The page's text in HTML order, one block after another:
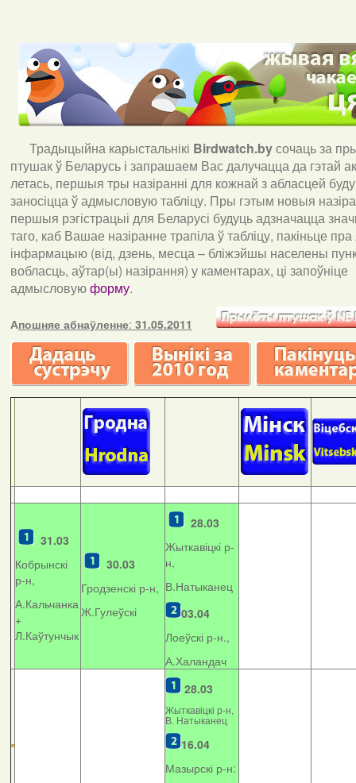
Традыцыйна карыстальнікі Birdwatch.byсочаць за
птушак ў Беларусь і запрашаем Вас далучацца да гэтай
летась, першыя тры назіранні для кожнай з абласцей
заносіцца ў адмысловую табліцу. Пры гэтым новыя
першыя рэгістрацыі для Беларусі будуць адзначацца
таго, каб Вашае назіранне трапіла ў табліцу, пакіньце пра
інфармацыю (від, дзень, месца – бліжэйшы населены
вобласць, аўтар(ы) назірання) у каментарах, ці запоўніце
адмысловуюформу.
Апошняе абнаўленне: 31.05.2011
31.03
Кобрынскі
р-н,
А.Кальчанка
+
Л.Каўтунчык
30.03
Гродзенскі р-н,
Ж.Гулеўскі
28.03
Жыткавіцкі р-
н,
В.Натыканец
03.04
Лоеўскі р-н.,
А.Халандач
28.03
Жыткавіцкі р-н,
В. Натыканец
16.04
Мазырскі р-н: